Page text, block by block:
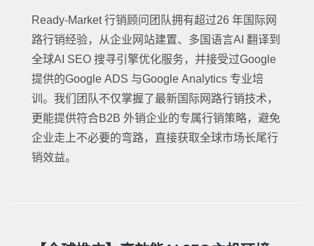
Ready-Market 行销顾问团队拥有超过26 年国际网
路行销经验，从企业网站建置、多国语言AI 翻译到
全球AI SEO 搜寻引擎优化服务，并接受过Google
提供的Google ADS 与Google Analytics 专业培
训。我们团队不仅掌握了最新国际网路行销技术，
更能提供符合B2B 外销企业的专属行销策略，避免
企业走上不必要的弯路，直接获取全球市场长尾行
销效益。